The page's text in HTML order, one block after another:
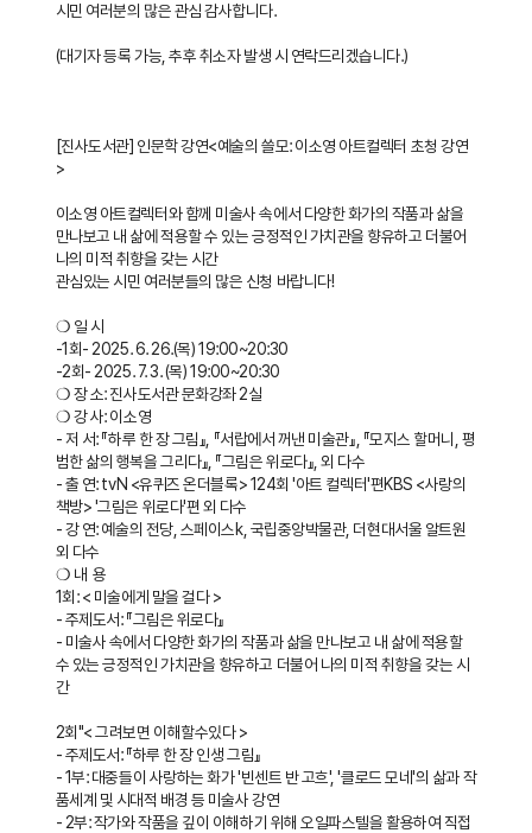
시민 여러분의 많은 관심 감사합니다.
(대기자 등록 가능, 추후 취소자 발생 시 연락드리겠습니다.)
[진사도서관] 인문학 강연<예술의 쓸모: 이소영 아트컬렉터 초청 강연
>
이소영 아트컬렉터와 함께 미술사 속에서 다양한 화가의 작품과 삶을
만나보고 내 삶에 적용할 수 있는 긍정적인 가치관을 향유하고 더불어
나의 미적 취향을 갖는 시간
관심있는 시민 여러분들의 많은 신청 바랍니다!
❍ 일 시
-1회- 2025. 6. 26.(목) 19:00~20:30
-2회- 2025. 7. 3. (목) 19:00~20:30
❍ 장 소: 진사도서관 문화강좌 2실
❍ 강 사: 이소영
- 저 서: 『하루 한 장 그림』, 『서랍에서 꺼낸 미술관』, 『모지스 할머니, 평
범한 삶의 행복을 그리다』, 『그림은 위로다』, 외 다수
- 출 연: tvN <유퀴즈 온더블록> 124회 '아트 컬렉터'편KBS <사랑의
책방> '그림은 위로다'편 외 다수
- 강 연: 예술의 전당, 스페이스k, 국립중앙박물관, 더현대서울 알트원
외 다수
❍ 내 용
1회: < 미술에게 말을 걸다 >
- 주제도서: 『그림은 위로다』
- 미술사 속에서 다양한 화가의 작품과 삶을 만나보고 내 삶에 적용할
수 있는 긍정적인 가치관을 향유하고 더불어 나의 미적 취향을 갖는 시
간
2회"< 그려보면 이해할수있다 >
- 주제도서: 『하루 한 장 인생 그림』
- 1부: 대중들이 사랑하는 화가 '빈센트 반 고흐', '클로드 모네'의 삶과 작
품세계 및 시대적 배경 등 미술사 강연
- 2부: 작가와 작품을 깊이 이해하기 위해 오일파스텔을 활용하여 직접